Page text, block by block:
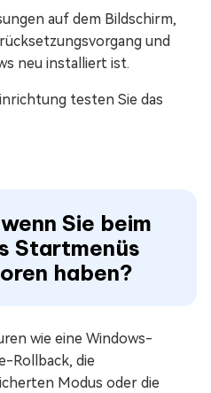
auf dem Bildschirm,
und
neu installiert ist.
testen Sie das
Sie beim
Startmenüs
haben?
wie eine Windows-
Rollback, die
Modus oder die